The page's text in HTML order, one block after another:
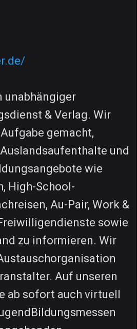
unabhängiger
& Verlag. Wir
gemacht,
und
wie
High-School-
Au-Pair, Work &
sowie
zu informieren. Wir
Auf unseren
ab sofort auch virtuell